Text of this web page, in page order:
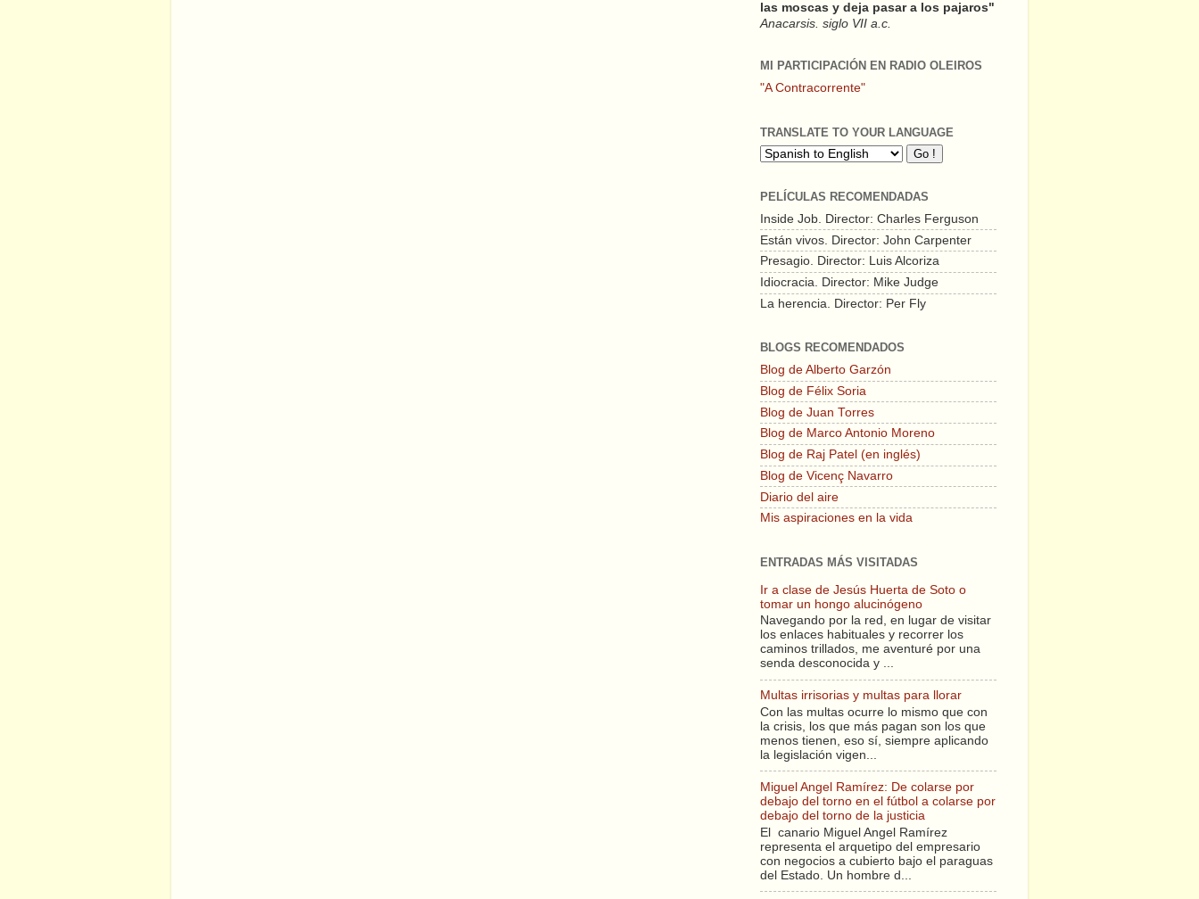
las moscas y deja pasar a los pajaros"
Anacarsis. siglo VII a.c.
MI PARTICIPACIÓN EN RADIO OLEIROS
"A Contracorrente"
TRANSLATE TO YOUR LANGUAGE
PELÍCULAS RECOMENDADAS
Inside Job. Director: Charles Ferguson
Están vivos. Director: John Carpenter
Presagio. Director: Luis Alcoriza
Idiocracia. Director: Mike Judge
La herencia. Director: Per Fly
BLOGS RECOMENDADOS
Blog de Alberto Garzón
Blog de Félix Soria
Blog de Juan Torres
Blog de Marco Antonio Moreno
Blog de Raj Patel (en inglés)
Blog de Vicenç Navarro
Diario del aire
Mis aspiraciones en la vida
ENTRADAS MÁS VISITADAS
Ir a clase de Jesús Huerta de Soto o
tomar un hongo alucinógeno
Navegando por la red, en lugar de visitar
los enlaces habituales y recorrer los
caminos trillados, me aventuré por una
senda desconocida y ...
Multas irrisorias y multas para llorar
Con las multas ocurre lo mismo que con
la crisis, los que más pagan son los que
menos tienen, eso sí, siempre aplicando
la legislación vigen...
Miguel Angel Ramírez: De colarse por
debajo del torno en el fútbol a colarse por
debajo del torno de la justicia
El canario Miguel Angel Ramírez
representa el arquetipo del empresario
con negocios a cubierto bajo el paraguas
del Estado. Un hombre d...